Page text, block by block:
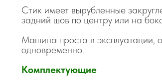
Стик имеет вырубленные
задний шов по центру или на
Машина проста в эксплуатации,
одновременно.
Комплектующие